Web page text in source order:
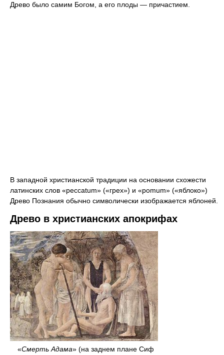
Древо было самим Богом, а его плоды — причастием.
В западной христианской традиции на основании схожести
латинских слов «peccatum» («грех») и «pomum» («яблоко»)
Древо Познания обычно символически изображается яблоней.
Древо в христианских апокрифах
«Смерть Адама» (на заднем плане Сиф